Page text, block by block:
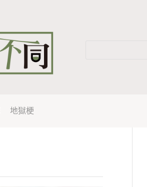
地獄梗